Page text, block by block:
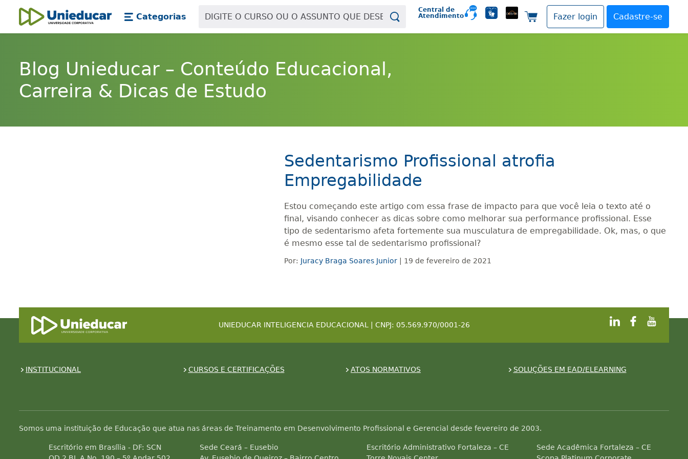
Skip main navigation
Skip to main content
Unieducar
Categorias
Central de
Atendimento
Carrinho de compras
Fazer login Cadastre-se
Blog Unieducar – Conteúdo Educacional,
Carreira & Dicas de Estudo
Sedentarismo Profissional atrofia
Empregabilidade
Estou começando este artigo com essa frase de impacto para que você leia o texto até o
final, visando conhecer as dicas sobre como melhorar sua performance profissional. Esse
tipo de sedentarismo afeta fortemente sua musculatura de empregabilidade. Ok, mas, o que
é mesmo esse tal de sedentarismo profissional?
Por: Juracy Braga Soares Junior| 19 de fevereiro de 2021
UNIEDUCAR INTELIGENCIA EDUCACIONAL | CNPJ: 05.569.970/0001-26
INSTITUCIONAL CURSOS E CERTIFICAÇÕES ATOS NORMATIVOS SOLUÇÕES EM EAD/ELEARNING
Somos uma instituição de Educação que atua nas áreas de Treinamento em Desenvolvimento Profissional e Gerencial desde fevereiro de 2003.
Escritório em Brasília - DF: SCN
Sede Ceará – Eusebio
Escritório Administrativo Fortaleza – CE
Sede Acadêmica Fortaleza – CE